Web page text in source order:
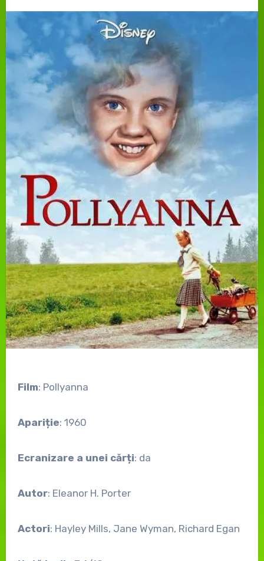
Film: Pollyanna
Apariție: 1960
Ecranizare a unei cărți: da
Autor: Eleanor H. Porter
Actori: Hayley Mills, Jane Wyman, Richard Egan